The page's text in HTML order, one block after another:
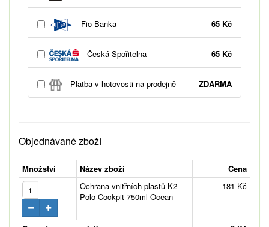
Fio Banka 65 Kč
Česká Spořitelna 65 Kč
Platba v hotovosti na prodejně ZDARMA
Objednávané zboží
Množství Název zboží
Cena
Ochrana vnitřních plastů K2
Polo Cockpit 750ml Ocean
181 Kč